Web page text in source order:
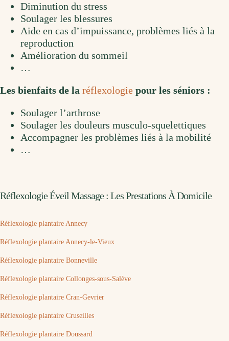
Diminution du stress
Soulager les blessures
Aide en cas d’impuissance, problèmes liés à la
reproduction
Amélioration du sommeil
…
Les bienfaits de la réflexologie pour les séniors :
Soulager l’arthrose
Soulager les douleurs musculo-squelettiques
Accompagner les problèmes liés à la mobilité
…
Réflexologie Éveil Massage : Les Prestations À Domicile
Réflexologie plantaire Annecy
Réflexologie plantaire Annecy-le-Vieux
Réflexologie plantaire Bonneville
Réflexologie plantaire Collonges-sous-Salève
Réflexologie plantaire Cran-Gevrier
Réflexologie plantaire Cruseilles
Réflexologie plantaire Doussard